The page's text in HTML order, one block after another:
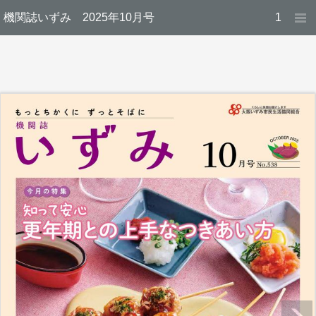
機関誌いずみ 2025年10月号 1